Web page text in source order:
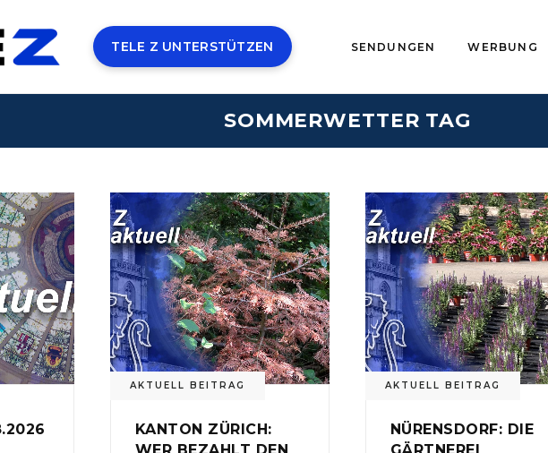
TELE Z UNTERSTÜTZEN SENDUNGEN WERBUNG
SOMMERWETTER TAG
AKTUELL BEITRAG
KANTON ZÜRICH:
AKTUELL BEITRAG
NÜRENSDORF: DIE